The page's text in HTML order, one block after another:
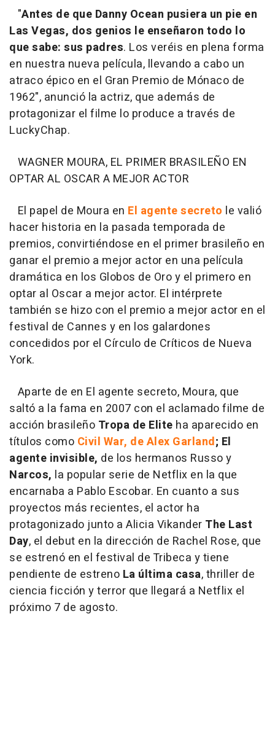
"Antes de que Danny Ocean pusiera un pie en
Las Vegas, dos genios le enseñaron todo lo
que sabe: sus padres. Los veréis en plena forma
en nuestra nueva película, llevando a cabo un
atraco épico en el Gran Premio de Mónaco de
1962", anunció la actriz, que además de
protagonizar el filme lo produce a través de
LuckyChap.
WAGNER MOURA, EL PRIMER BRASILEÑO EN
OPTAR AL OSCAR A MEJOR ACTOR
El papel de Moura en El agente secreto le valió
hacer historia en la pasada temporada de
premios, convirtiéndose en el primer brasileño en
ganar el premio a mejor actor en una película
dramática en los Globos de Oro y el primero en
optar al Oscar a mejor actor. El intérprete
también se hizo con el premio a mejor actor en el
festival de Cannes y en los galardones
concedidos por el Círculo de Críticos de Nueva
York.
Aparte de en El agente secreto, Moura, que
saltó a la fama en 2007 con el aclamado filme de
acción brasileño Tropa de Elite ha aparecido en
títulos como Civil War, de Alex Garland; El
agente invisible, de los hermanos Russo y
Narcos, la popular serie de Netflix en la que
encarnaba a Pablo Escobar. En cuanto a sus
proyectos más recientes, el actor ha
protagonizado junto a Alicia Vikander The Last
Day, el debut en la dirección de Rachel Rose, que
se estrenó en el festival de Tribeca y tiene
pendiente de estreno La última casa, thriller de
ciencia ficción y terror que llegará a Netflix el
próximo 7 de agosto.